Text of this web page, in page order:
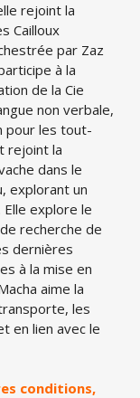
rejoint la
Cailloux
par Zaz
à la
de la Cie
non verbale,
pour les tout-
rejoint la
dans le
explorant un
explore le
recherche de
dernières
à la mise en
aime la
les
en lien avec le
conditions,